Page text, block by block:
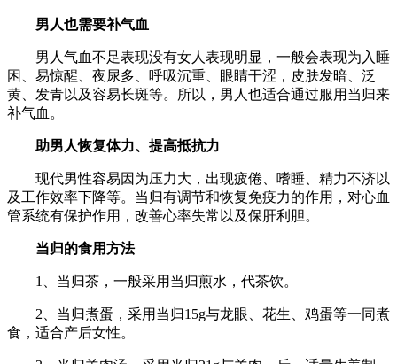
男人也需要补气血
男人气血不足表现没有女人表现明显，一般会表现为入睡
困、易惊醒、夜尿多、呼吸沉重、眼睛干涩，皮肤发暗、泛
黄、发青以及容易长斑等。所以，男人也适合通过服用当归来
补气血。
助男人恢复体力、提高抵抗力
现代男性容易因为压力大，出现疲倦、嗜睡、精力不济以
及工作效率下降等。当归有调节和恢复免疫力的作用，对心血
管系统有保护作用，改善心率失常以及保肝利胆。
当归的食用方法
1、当归茶，一般采用当归煎水，代茶饮。
2、当归煮蛋，采用当归15g与龙眼、花生、鸡蛋等一同煮
食，适合产后女性。